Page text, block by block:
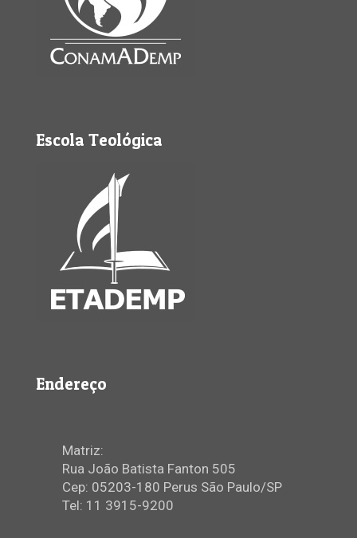
Escola Teológica
Endereço
Matriz:
Rua João Batista Fanton 505
Cep: 05203-180 Perus São Paulo/SP
Tel: 11 3915-9200